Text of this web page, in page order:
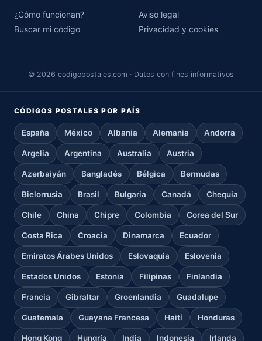
¿Cómo funcionan?
Buscar mi código
Aviso legal
Privacidad y cookies
© 2026 codigopostales.com · Datos con fines informativos
CÓDIGOS POSTALES POR PAÍS
España México Albania Alemania Andorra
Argelia Argentina Australia Austria
Azerbaiyán Bangladés Bélgica Bermudas
Bielorrusia Brasil Bulgaria Canadá Chequia
Chile China Chipre Colombia Corea del Sur
Costa Rica Croacia Dinamarca Ecuador
Emiratos Árabes Unidos Eslovaquia Eslovenia
Estados Unidos Estonia Filipinas Finlandia
Francia Gibraltar Groenlandia Guadalupe
Guatemala Guayana Francesa Haití Honduras
Hong Kong Hungría India Indonesia Irlanda